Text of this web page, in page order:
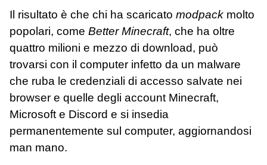
Il risultato è che chi ha scaricato modpack molto
popolari, come Better Minecraft, che ha oltre
quattro milioni e mezzo di download, può
trovarsi con il computer infetto da un malware
che ruba le credenziali di accesso salvate nei
browser e quelle degli account Minecraft,
Microsoft e Discord e si insedia
permanentemente sul computer, aggiornandosi
man mano.